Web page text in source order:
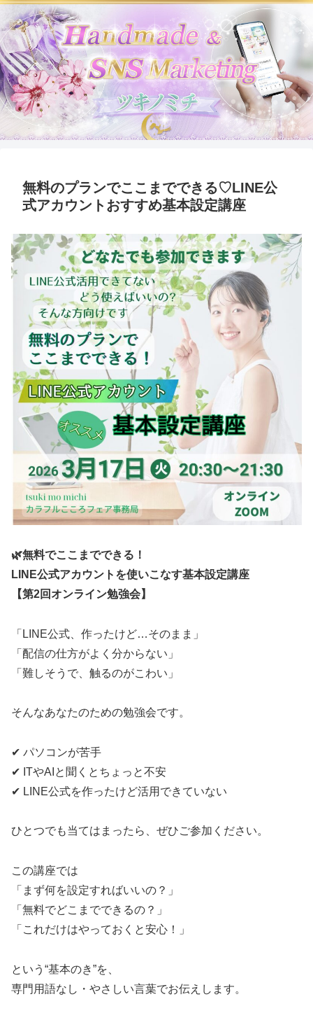
無料のプランでここまでできる♡LINE公
式アカウントおすすめ基本設定講座
🌿無料でここまでできる！
LINE公式アカウントを使いこなす基本設定講座
【第2回オンライン勉強会】
「LINE公式、作ったけど…そのまま」
「配信の仕方がよく分からない」
「難しそうで、触るのがこわい」
そんなあなたのための勉強会です。
✔ パソコンが苦手
✔ ITやAIと聞くとちょっと不安
✔ LINE公式を作ったけど活用できていない
ひとつでも当てはまったら、ぜひご参加ください。
この講座では
「まず何を設定すればいいの？」
「無料でどこまでできるの？」
「これだけはやっておくと安心！」
という“基本のき”を、
専門用語なし・やさしい言葉でお伝えします。